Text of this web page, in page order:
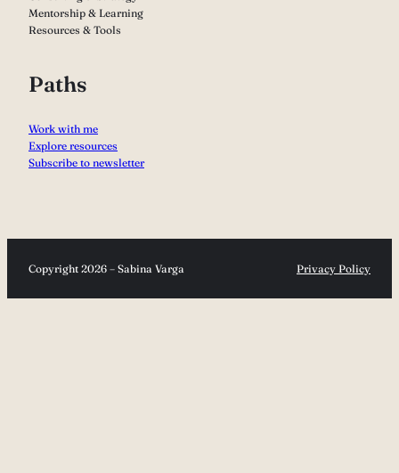
Mentorship & Learning
Resources & Tools
Paths
Work with me
Explore resources
Subscribe to newsletter
Copyright 2026 – Sabina Varga Privacy Policy